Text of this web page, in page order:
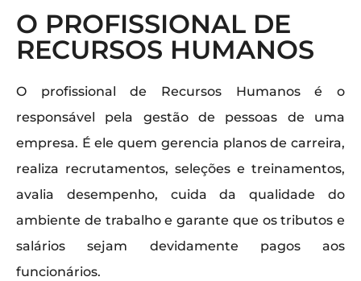
O PROFISSIONAL DE
RECURSOS HUMANOS
O profissional de Recursos Humanos é o
responsável pela gestão de pessoas de uma
empresa. É ele quem gerencia planos de carreira,
realiza recrutamentos, seleções e treinamentos,
avalia desempenho, cuida da qualidade do
ambiente de trabalho e garante que os tributos e
salários sejam devidamente pagos aos
funcionários.